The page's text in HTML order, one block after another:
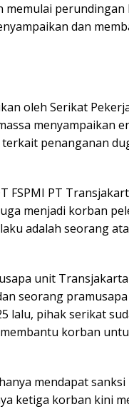
memulai
dan
oleh Serikat
menyampaikan
penanganan
FSPMI PT
menjadi korban
adalah seorang
unit
seorang
lalu, pihak serikat
korban
mendapat
ketiga korban kini